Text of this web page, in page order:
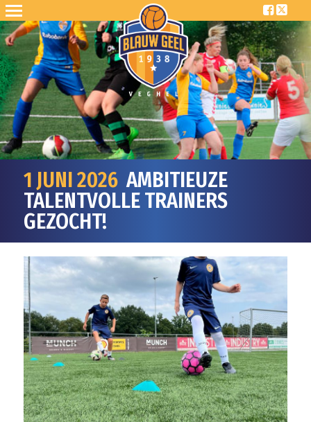
1 JUNI 2026AMBITIEUZE
TALENTVOLLE TRAINERS
GEZOCHT!